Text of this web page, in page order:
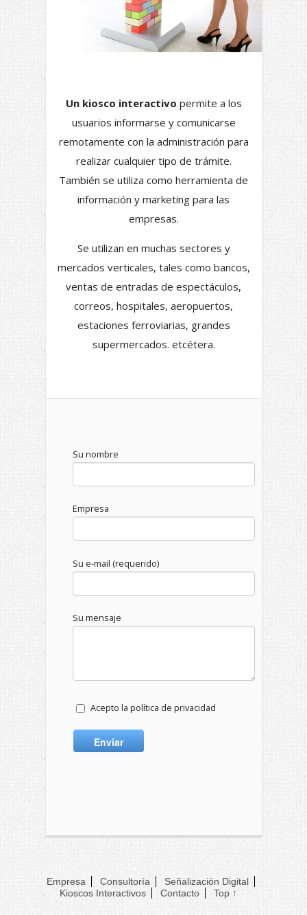
Un kiosco interactivo permite a los
usuarios informarse y comunicarse
remotamente con la administración para
realizar cualquier tipo de trámite.
También se utiliza como herramienta de
información y marketing para las
empresas.
Se utilizan en muchas sectores y
mercados verticales, tales como bancos,
ventas de entradas de espectáculos,
correos, hospitales, aeropuertos,
estaciones ferroviarias, grandes
supermercados. etcétera.
Su nombre
Empresa
Su e-mail (requerido)
Su mensaje
Acepto la política de privacidad
Empresa Consultoría
Señalización Digital
Kioscos Interactivos
Contacto Top ↑